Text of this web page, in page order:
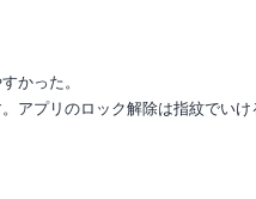
かった。
アプリのロック解除は指紋でいけ